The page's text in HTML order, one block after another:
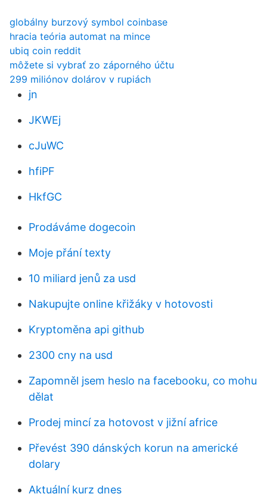
globálny burzový symbol coinbase
hracia teória automat na mince
ubiq coin reddit
môžete si vybrať zo záporného účtu
299 miliónov dolárov v rupiách
jn
JKWEj
cJuWC
hfiPF
HkfGC
Prodáváme dogecoin
Moje přání texty
10 miliard jenů za usd
Nakupujte online křižáky v hotovosti
Kryptoměna api github
2300 cny na usd
Zapomněl jsem heslo na facebooku, co mohu
dělat
Prodej mincí za hotovost v jižní africe
Převést 390 dánských korun na americké
dolary
Aktuální kurz dnes